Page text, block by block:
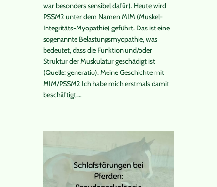
war besonders sensibel dafür). Heute wird
PSSM2 unter dem Namen MIM (Muskel-
Integritäts-Myopathie) geführt. Das ist eine
sogenannte Belastungsmyopathie, was
bedeutet, dass die Funktion und/oder
Struktur der Muskulatur geschädigt ist
(Quelle: generatio). Meine Geschichte mit
MIM/PSSM2 Ich habe mich erstmals damit
beschäftigt,…